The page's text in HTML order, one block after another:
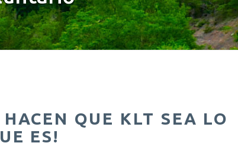
QUE KLT SEA LO
ES!